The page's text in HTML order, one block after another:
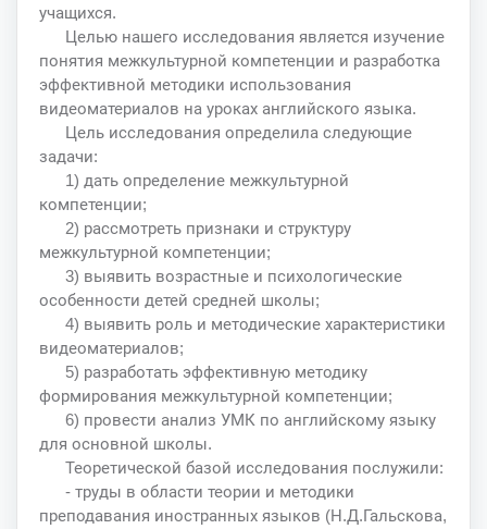
учащихся.
Целью нашего исследования является изучение
понятия межкультурной компетенции и разработка
эффективной методики использования
видеоматериалов на уроках английского языка.
Цель исследования определила следующие
задачи:
1) дать определение межкультурной
компетенции;
2) рассмотреть признаки и структуру
межкультурной компетенции;
3) выявить возрастные и психологические
особенности детей средней школы;
4) выявить роль и методические характеристики
видеоматериалов;
5) разработать эффективную методику
формирования межкультурной компетенции;
6) провести анализ УМК по английскому языку
для основной школы.
Теоретической базой исследования послужили:
- труды в области теории и методики
преподавания иностранных языков (Н.Д.Гальскова,